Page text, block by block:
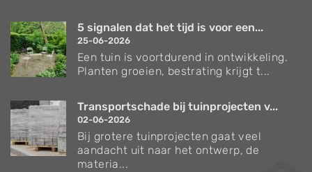
5 signalen dat het tijd is voor een...
25-06-2026
Een tuin is voortdurend in ontwikkeling.
Planten groeien, bestrating krijgt t...
Transportschade bij tuinprojecten v...
02-06-2026
Bij grotere tuinprojecten gaat veel
aandacht uit naar het ontwerp, de
materia...